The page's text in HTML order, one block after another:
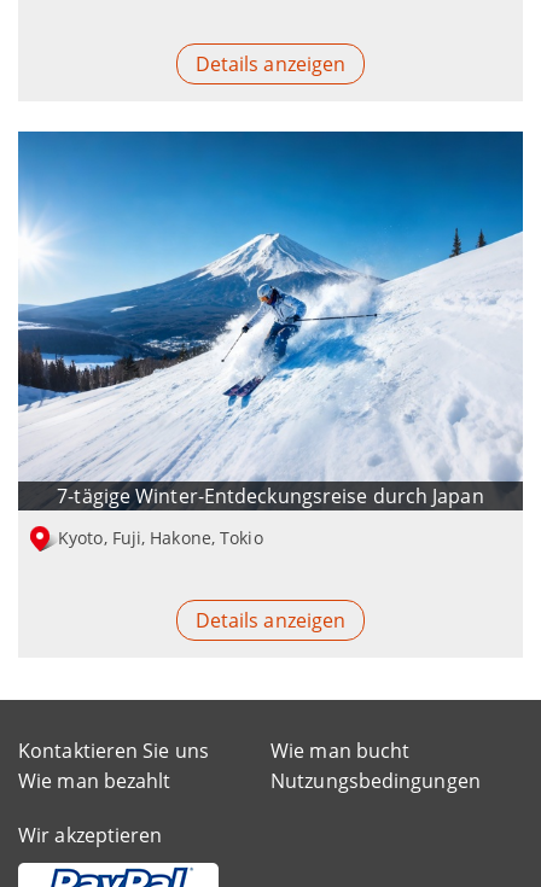
Details anzeigen
7-tägige Winter-Entdeckungsreise durch Japan
Kyoto, Fuji, Hakone, Tokio
Details anzeigen
Kontaktieren Sie uns
Wie man bucht
Wie man bezahlt
Nutzungsbedingungen
Wir akzeptieren